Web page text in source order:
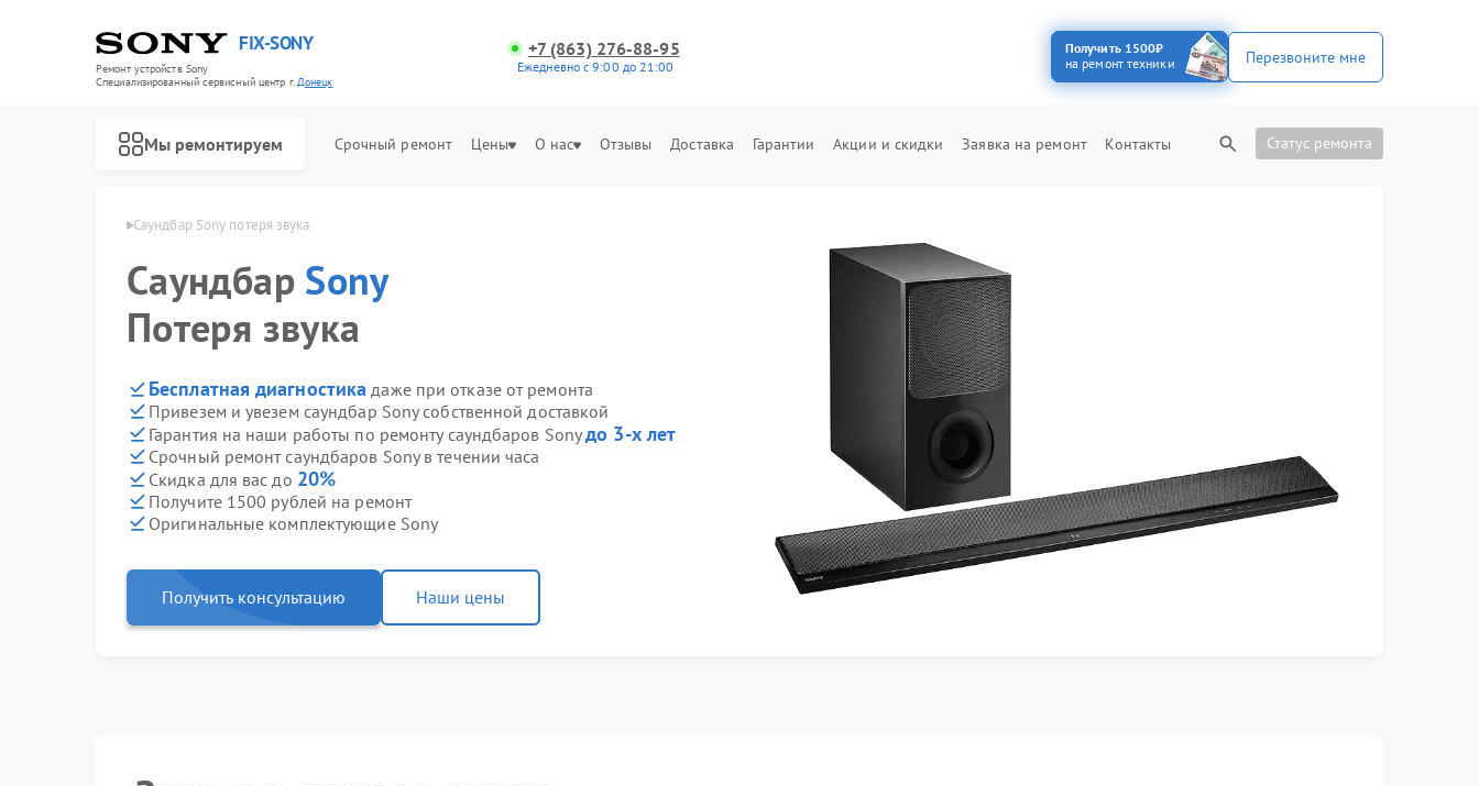
FIX-SONY
Ремонт устройств Sony
Специализированный cервисный центр г.Донецк
+7 (863) 276-88-95
Ежедневно с 9:00 до 21:00
Получить 1500₽
на ремонт техники
Перезвоните мне
Мы ремонтируем Срочный ремонт Цены О нас Отзывы Доставка Гарантии Акции и скидки Заявка на ремонт Контакты Статус ремонта
Саундбар Sony потеря звука
Саундбар Sony
Потеря звука
Бесплатная диагностика даже при отказе от ремонта
Привезем и увезем саундбар Sony собственной доставкой
Гарантия на наши работы по ремонту саундбаров Sonyдо 3-х лет
Срочный ремонт саундбаров Sony в течении часа
Скидка для вас до 20%
Получите 1500 рублей на ремонт
Оригинальные комплектующие Sony
Получить консультацию Наши цены